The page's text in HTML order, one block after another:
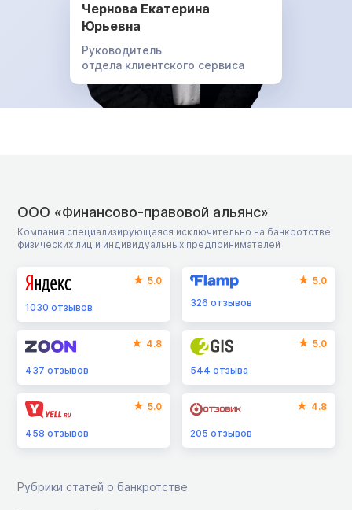
Чернова Екатерина
Юрьевна
Руководитель
отдела клиентского сервиса
ООО «Финансово-правовой альянс»
Компания специализирующаяся исключительно на банкротстве
физических лиц и индивидуальных предпринимателей
5.0
1030 отзывов
5.0
326отзывов
4.8
437 отзывов
5.0
544отзыва
5.0
458 отзывов
4.8
205отзывов
Рубрики статей о банкротстве